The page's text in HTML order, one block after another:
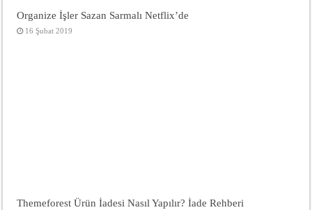
Organize İşler Sazan Sarmalı Netflix’de
16 Şubat 2019
Themeforest Ürün İadesi Nasıl Yapılır? İade Rehberi